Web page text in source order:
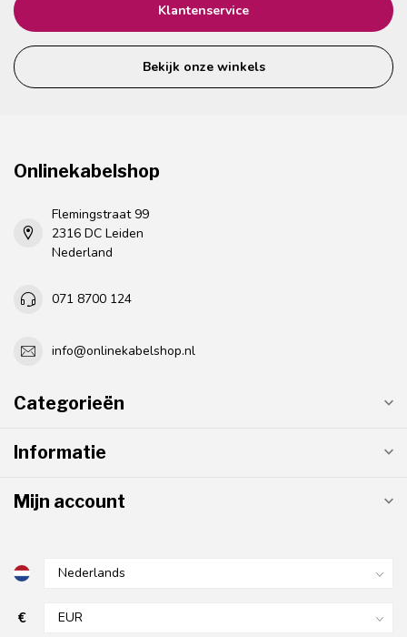
Klantenservice
Bekijk onze winkels
Onlinekabelshop
Flemingstraat 99
2316 DC Leiden
Nederland
071 8700 124
info@onlinekabelshop.nl
Categorieën
Informatie
Mijn account
€